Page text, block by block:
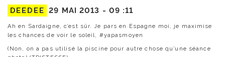
DEEDEE 29 MAI 2013 - 09 :11
Ah en Sardaigne, c’est sûr. Je pars en Espagne moi, je maximise
les chances de voir le soleil, #yapasmoyen
(Non, on a pas utilisé la piscine pour autre chose qu’une séance